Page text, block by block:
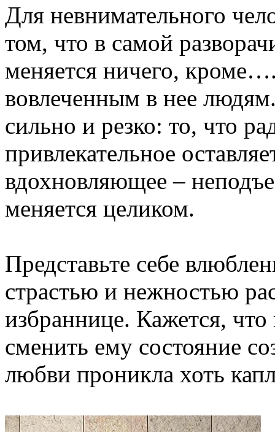
Для невнимательного
том, что в самой
меняется ничего,
вовлеченным в нее
сильно и резко: то, что
привлекательное
вдохновляющее –
меняется целиком.
Представьте себе
страстью и нежностью
избраннице. Кажется,
сменить ему состояние
любви проникла хоть